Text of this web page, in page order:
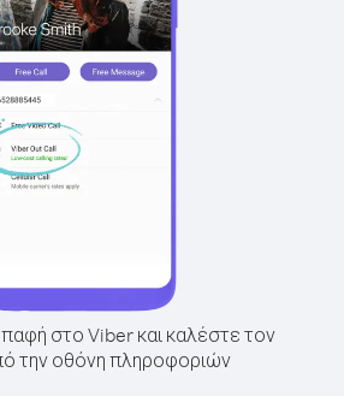
στο Viber και καλέστε τον
την οθόνη πληροφοριών